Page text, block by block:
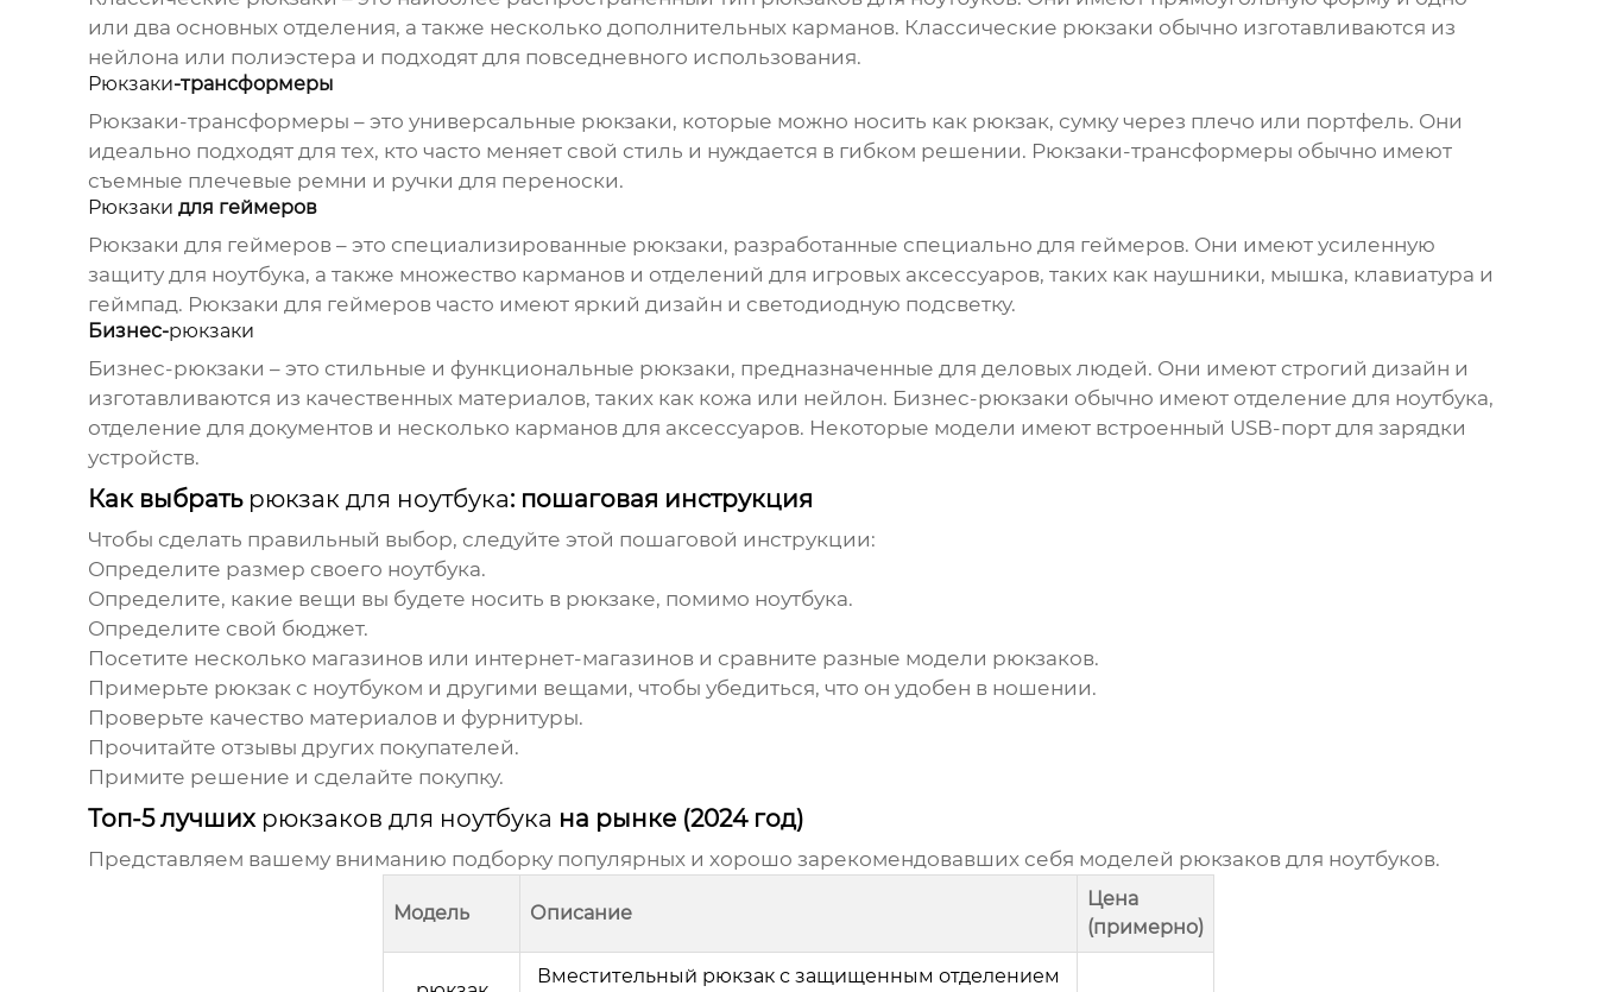
или два основных отделения, а также несколько дополнительных карманов. Классические рюкзаки обычно изготавливаются из
нейлона или полиэстера и подходят для повседневного использования.
Рюкзаки-трансформеры
Рюкзаки-трансформеры – это универсальные рюкзаки, которые можно носить как рюкзак, сумку через плечо или портфель. Они
идеально подходят для тех, кто часто меняет свой стиль и нуждается в гибком решении. Рюкзаки-трансформеры обычно имеют
съемные плечевые ремни и ручки для переноски.
Рюкзаки для геймеров
Рюкзаки для геймеров – это специализированные рюкзаки, разработанные специально для геймеров. Они имеют усиленную
защиту для ноутбука, а также множество карманов и отделений для игровых аксессуаров, таких как наушники, мышка, клавиатура и
геймпад. Рюкзаки для геймеров часто имеют яркий дизайн и светодиодную подсветку.
Бизнес-рюкзаки
Бизнес-рюкзаки – это стильные и функциональные рюкзаки, предназначенные для деловых людей. Они имеют строгий дизайн и
изготавливаются из качественных материалов, таких как кожа или нейлон. Бизнес-рюкзаки обычно имеют отделение для ноутбука,
отделение для документов и несколько карманов для аксессуаров. Некоторые модели имеют встроенный USB-порт для зарядки
устройств.
Как выбрать рюкзак для ноутбука: пошаговая инструкция
Чтобы сделать правильный выбор, следуйте этой пошаговой инструкции:
Определите размер своего ноутбука.
Определите, какие вещи вы будете носить в рюкзаке, помимо ноутбука.
Определите свой бюджет.
Посетите несколько магазинов или интернет-магазинов и сравните разные модели рюкзаков.
Примерьте рюкзакс ноутбуком и другими вещами, чтобы убедиться, что он удобен в ношении.
Проверьте качество материалов и фурнитуры.
Прочитайте отзывы других покупателей.
Примите решение и сделайте покупку.
Топ-5 лучших рюкзаков для ноутбука на рынке (2024 год)
Представляем вашему вниманию подборку популярных и хорошо зарекомендовавших себя моделей рюкзаков для ноутбуков.
Модель Описание
Цена
(примерно)
Вместительный рюкзак с защищенным отделением